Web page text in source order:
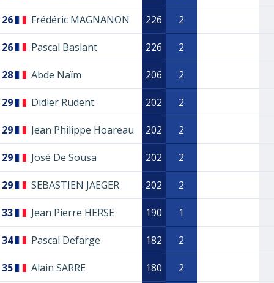
26 Frédéric MAGNANON 226 2
26 Pascal Baslant 226 2
28 Abde Naïm 206 2
29 Didier Rudent 202 2
29 Jean Philippe Hoareau 202 2
29 José De Sousa 202 2
29 SEBASTIEN JAEGER 202 2
33 Jean Pierre HERSE 190 1
34 Pascal Defarge 182 2
35 Alain SARRE 180 2